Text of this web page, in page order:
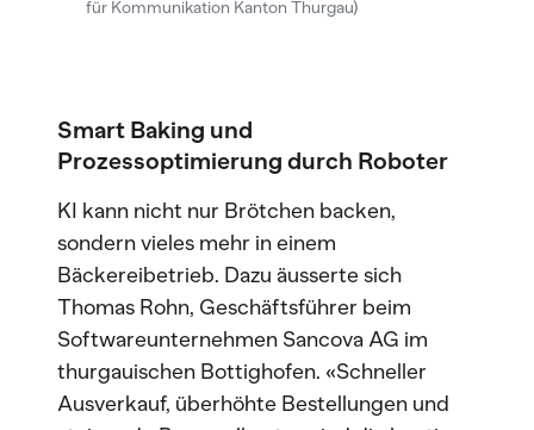
für Kommunikation Kanton Thurgau)
Smart Baking und
Prozessoptimierung durch Roboter
KI kann nicht nur Brötchen backen,
sondern vieles mehr in einem
Bäckereibetrieb. Dazu äusserte sich
Thomas Rohn, Geschäftsführer beim
Softwareunternehmen Sancova AG im
thurgauischen Bottighofen. «Schneller
Ausverkauf, überhöhte Bestellungen und